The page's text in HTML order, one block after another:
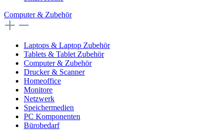
Computer & Zubehör
Laptops & Laptop Zubehör
Tablets & Tablet Zubehör
Computer & Zubehör
Drucker & Scanner
Homeoffice
Monitore
Netzwerk
Speichermedien
PC Komponenten
Bürobedarf